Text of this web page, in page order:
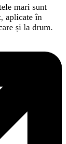
mari sunt
aplicate în
și la drum.